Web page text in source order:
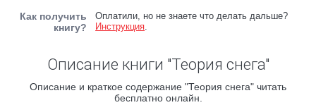
Как получить
книгу?
Оплатили, но не знаете что делать дальше?
Инструкция.
Описание книги "Теория снега"
Описание и краткое содержание "Теория снега" читать
бесплатно онлайн.